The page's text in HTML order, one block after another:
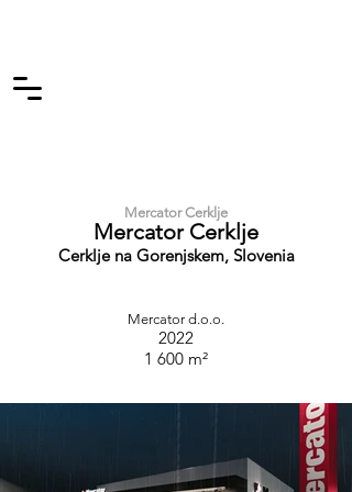
Mercator Cerklje
Mercator Cerklje
Cerklje na Gorenjskem, Slovenia
Mercator d.o.o.
2022
1 600 m²